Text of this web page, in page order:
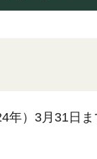
年）3月31日ま